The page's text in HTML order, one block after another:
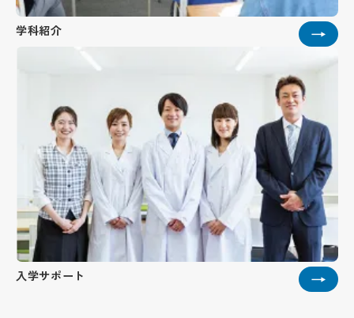
学科紹介 →
入学サポート →